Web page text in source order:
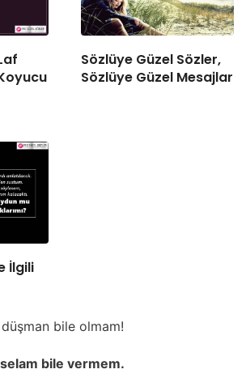
Sözlüye Güzel Sözler,
Sözlüye Güzel Mesajlar
İlgili
bile olmam!
bile vermem.